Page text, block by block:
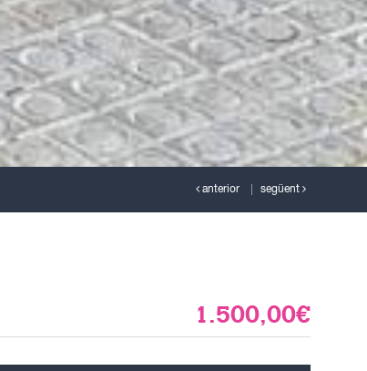
anterior següent
1.500,00€